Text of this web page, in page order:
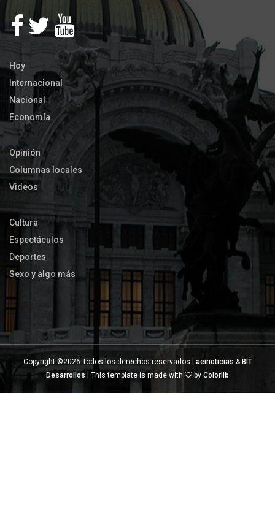
Hoy
Internacional
Nacional
Economía
Opinión
Columnas locales
Videos
Cultura
Espectáculos
Deportes
Sexo y algo más
Copyright ©2026 Todos los derechos reservados | aeinoticias & BIT
Desarrollos | This template is made with by Colorlib